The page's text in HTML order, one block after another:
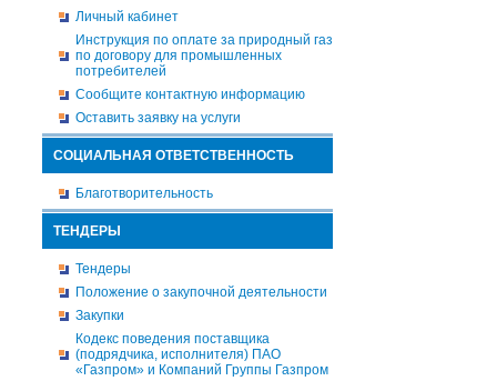
Личный кабинет
Инструкция по оплате за природный газ
по договору для промышленных
потребителей
Сообщите контактную информацию
Оставить заявку на услуги
СОЦИАЛЬНАЯ ОТВЕТСТВЕННОСТЬ
Благотворительность
ТЕНДЕРЫ
Тендеры
Положение о закупочной деятельности
Закупки
Кодекс поведения поставщика
(подрядчика, исполнителя) ПАО
«Газпром» и Компаний Группы Газпром